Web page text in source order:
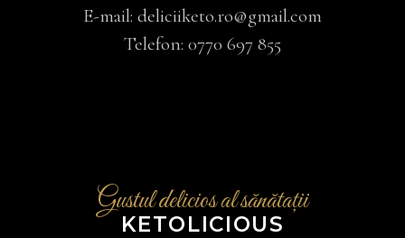
E-mail: deliciiketo.ro@gmail.com
Telefon: 0770 697 855
Gustul delicios al sănătații
KETOLICIOUS